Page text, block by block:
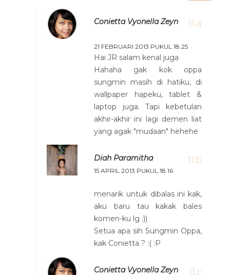
Conietta Vyonella Zeyn
21 FEBRUARI 2013 PUKUL 18.25
Hai JR salam kenal juga
Hahaha gak kok oppa
sungmin masih di hatiku, di
wallpaper hapeku, tablet &
laptop juga. Tapi kebetulan
akhir-akhir ini lagi demen liat
yang agak "mudaan" hehehe
Diah Paramitha
15 APRIL 2013 PUKUL 18.16
menarik untuk dibalas ini kak,
aku baru tau kakak bales
komen-ku lg :))
Setua apa sih Sungmin Oppa,
kak Conietta ? :( :P
Conietta Vyonella Zeyn